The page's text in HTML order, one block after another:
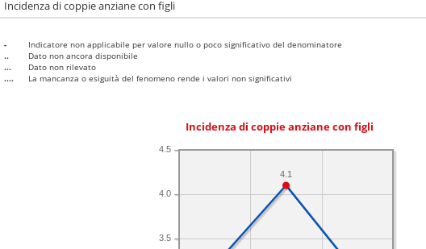
Incidenza di coppie anziane con figli
-
Indicatore non applicabile per valore nullo o poco significativo del denominatore
..
Dato non ancora disponibile
...
Dato non rilevato
....
La mancanza o esiguità del fenomeno rende i valori non significativi
Incidenza di coppie anziane con figli
3.5
4.0
4.5
4.1